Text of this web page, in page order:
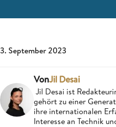
3. September 2023
VonJil Desai
Jil Desai ist
gehört zu einer
ihre internationalen
Interesse an Technik